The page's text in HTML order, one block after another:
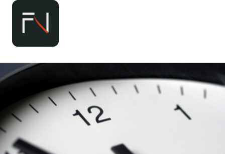
Zum
springen